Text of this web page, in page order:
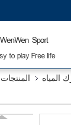
المنتجات المياه